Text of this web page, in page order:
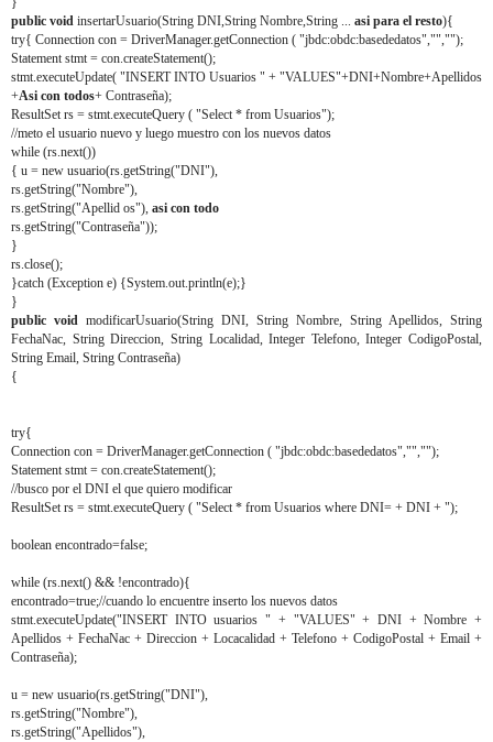
public void insertarUsuario(String DNI,String Nombre,String ... asi para el resto){
try{ Connection con = DriverManager.getConnection ( "jbdc:obdc:basededatos","","");
Statement stmt = con.createStatement();
stmt.executeUpdate( "INSERT INTO Usuarios " + "VALUES"+DNI+Nombre+Apellidos
+Asi con todos+ Contraseña);
ResultSet rs = stmt.executeQuery ( "Select * from Usuarios");
//meto el usuario nuevo y luego muestro con los nuevos datos
while (rs.next())
{ u = new usuario(rs.getString("DNI"),
rs.getString("Nombre"),
rs.getString("Apellid os"), asi con todo
rs.getString("Contraseña"));
}
rs.close();
}catch (Exception e) {System.out.println(e);}
}
public void modificarUsuario(String DNI, String Nombre, String Apellidos, String
FechaNac, String Direccion, String Localidad, Integer Telefono, Integer CodigoPostal,
String Email, String Contraseña)
{
try{
Connection con = DriverManager.getConnection ( "jbdc:obdc:basededatos","","");
Statement stmt = con.createStatement();
//busco por el DNI el que quiero modificar
ResultSet rs = stmt.executeQuery ( "Select * from Usuarios where DNI= + DNI + ");
boolean encontrado=false;
while (rs.next() && !encontrado){
encontrado=true;//cuando lo encuentre inserto los nuevos datos
stmt.executeUpdate("INSERT INTO usuarios " + "VALUES" + DNI + Nombre +
Apellidos + FechaNac + Direccion + Locacalidad + Telefono + CodigoPostal + Email +
Contraseña);
u = new usuario(rs.getString("DNI"),
rs.getString("Nombre"),
rs.getString("Apellidos"),